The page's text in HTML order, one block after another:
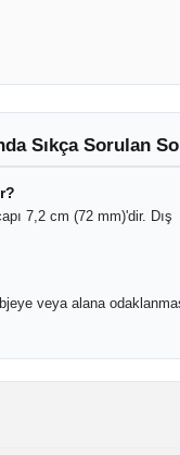
Sıkça Sorulan
7,2 cm (72 mm)'dir. Dış
veya alana